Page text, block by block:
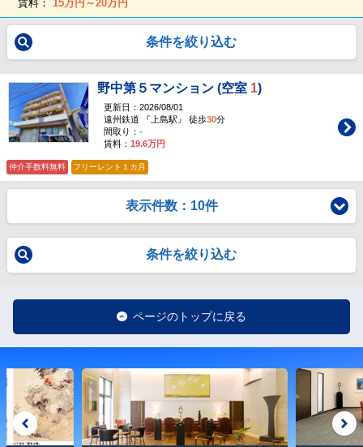
賃料： 15万円～20万円
条件を絞り込む
野中第５マンション (空室 1)
更新日：2026/08/01
遠州鉄道 『上島駅』 徒歩30分
間取り： -
賃料： 19.6万円
仲介手数料無料 フリーレント１カ月
表示件数：10件
条件を絞り込む
ページのトップに戻る